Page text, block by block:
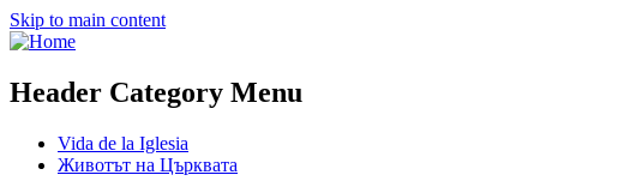
Skip to main content
Header Category Menu
Vida de la Iglesia
Животът на Църквата